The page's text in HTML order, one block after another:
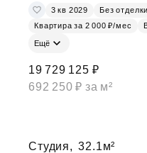
3 кв 2029 Без отделки
Квартира за 2 000 ₽/мес
Ещё
19 729 125 ₽
692 250 ₽ за м²
Студия, 32.1м²